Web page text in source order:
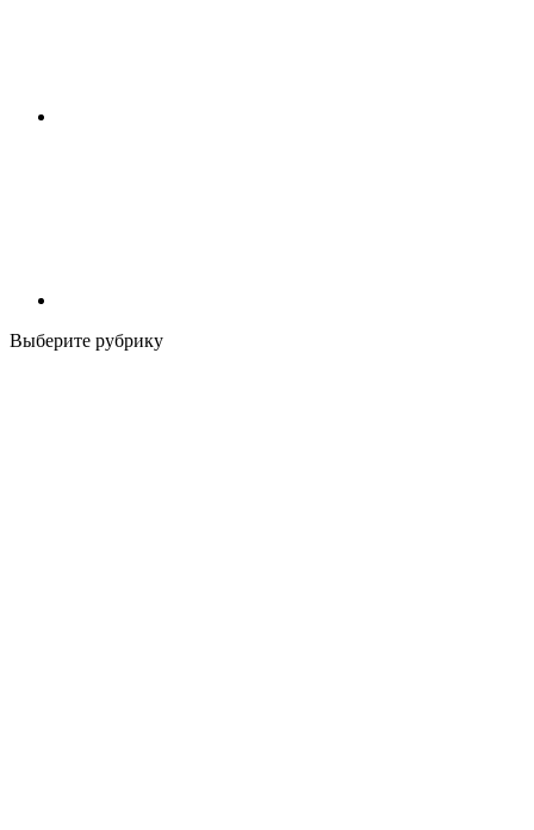
Выберите рубрику